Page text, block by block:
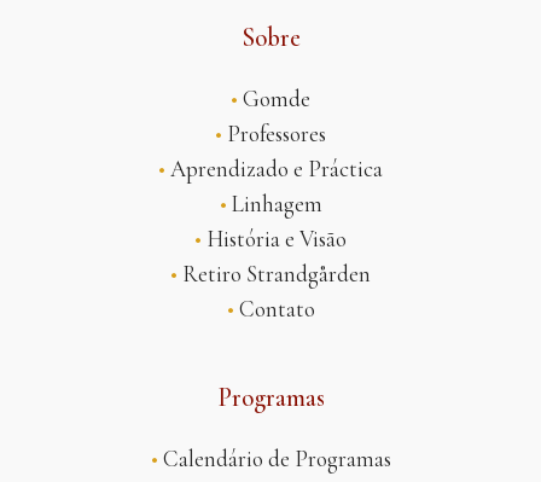
Sobre
• Gomde
• Professores
• Aprendizado e Práctica
• Linhagem
• História e Visão
• Retiro Strandgården
• Contato
Programas
• Calendário de Programas